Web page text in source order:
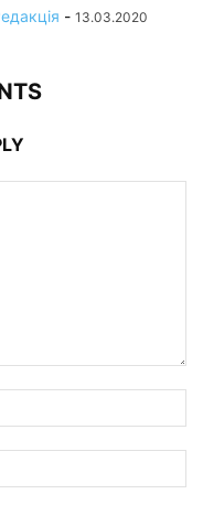
- 13.03.2020